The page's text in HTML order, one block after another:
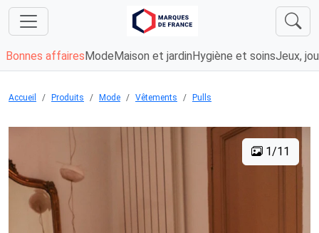
Bonnes affaires Mode Maison et jardin Hygiène et soinsJeux,
Accueil Produits Mode Vêtements Pulls
1/11